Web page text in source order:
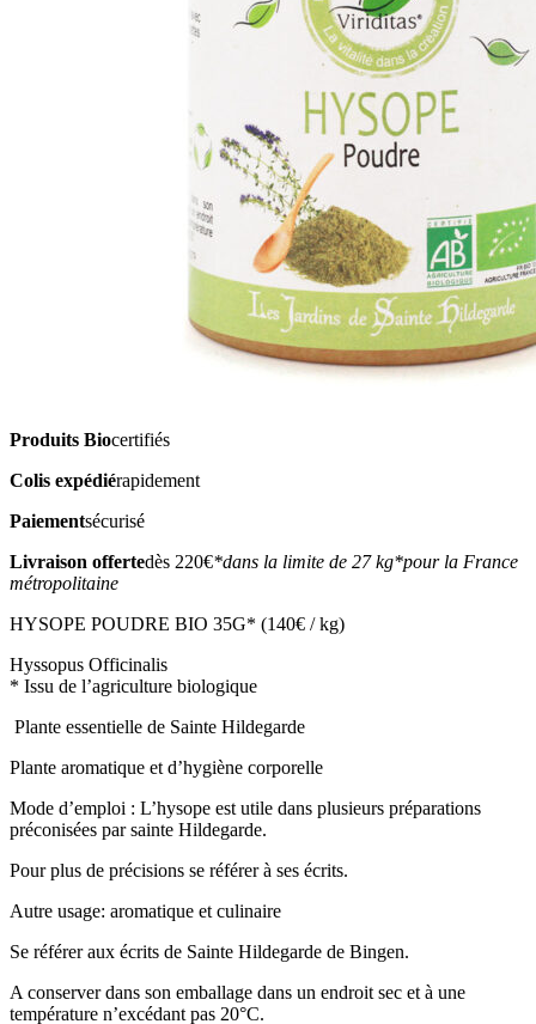
Produits Biocertifiés
Colis expédiérapidement
Paiementsécurisé
Livraison offertedès 220€*dans la limite de 27 kg*pour la France
métropolitaine
HYSOPE POUDRE BIO 35G* (140€ / kg)
Hyssopus Officinalis
* Issu de l’agriculture biologique
Plante essentielle de Sainte Hildegarde
Plante aromatique et d’hygiène corporelle
Mode d’emploi : L’hysope est utile dans plusieurs préparations
préconisées par sainte Hildegarde.
Pour plus de précisions se référer à ses écrits.
Autre usage: aromatique et culinaire
Se référer aux écrits de Sainte Hildegarde de Bingen.
A conserver dans son emballage dans un endroit sec et à une
température n’excédant pas 20°C.